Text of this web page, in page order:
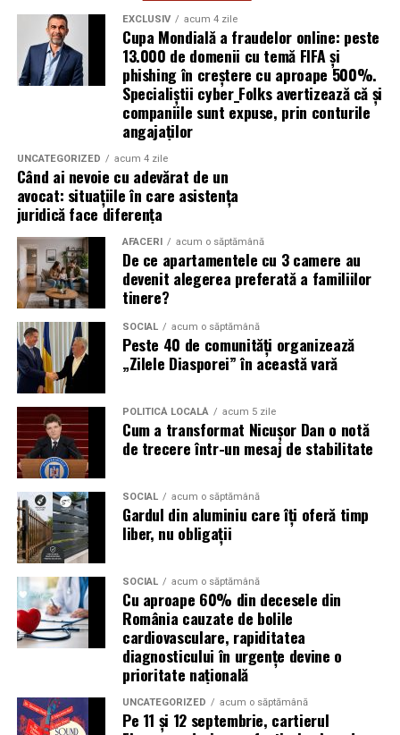
Copii și adulți cuastm bronșic
Persoane cubronșite cronice, alergii
respiratorii
Pacienți post-infecţii respiratorii acute care încă au
sechele (secreţii, dificultăţi de respiraţie)
Persoane care doresc să reducă consumul de
medicamente respiratorii
Cei care caută terapii naturale, fără efecte adverse
puternice și în medii controlate
Cum să începi terapia la
Respysal
Contact și programare– te poţi programa prin
site-ul nostru sau telefonic. Adresa în Oradea,
Strada Camille Flammarion nr. 2A, bloc AN11, ap. 16.
Evaluare inițială – anamneză, istoricul medical,
evaluarea simptomelor respiratorii.
Plan de tratament
– se stabilesc numărul de
ședinţe recomandate (de exemplu 20 pentru un
curs complet în cazul astmului).
Ședințe de inhalare în camera AREC
ședințe regulate, inhalezi aer cu particule de sare
uscată încărcate electric.
Monitorizare și ajustare– evaluări periodice
pentru a măsura ameliorările și ajustarea
tratamentului dacă este necesar.
EXCLUSIV acum 4 zile
Cupa Mondială a fraudelor online: peste
13.000 de domenii cu temă FIFA și
phishing în creștere cu aproape 500%.
Specialiștii cyber_Folks avertizează că și
companiile sunt expuse, prin conturile
angajaților
UNCATEGORIZED acum 4 zile
Când ai nevoie cu adevărat de un
avocat: situațiile în care asistența
juridică face diferența
AFACERI acum o săptămână
De ce apartamentele cu 3 camere au
devenit alegerea preferată a familiilor
tinere?
SOCIAL acum o săptămână
Peste 40 de comunități organizează
„Zilele Diasporei” în această vară
POLITICĂ LOCALĂ acum 5 zile
Cum a transformat Nicușor Dan o notă
de trecere într-un mesaj de stabilitate
SOCIAL acum o săptămână
Gardul din aluminiu care îți oferă timp
liber, nu obligații
SOCIAL acum o săptămână
Cu aproape 60% din decesele din
România cauzate de bolile
cardiovasculare, rapiditatea
diagnosticului în urgențe devine o
prioritate națională
UNCATEGORIZED acum o săptămână
Pe 11 și 12 septembrie, cartierul